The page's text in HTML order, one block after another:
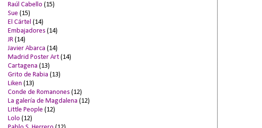
Raúl Cabello (15)
Sue (15)
El Cártel (14)
Embajadores (14)
JR (14)
Javier Abarca (14)
Madrid Poster Art (14)
Cartagena (13)
Grito de Rabia (13)
Liken (13)
Conde de Romanones (12)
La galería de Magdalena (12)
Little People (12)
Lolo (12)